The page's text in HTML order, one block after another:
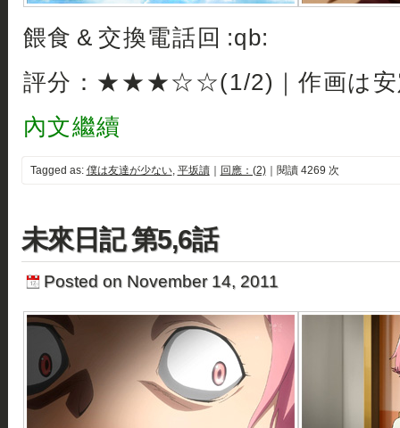
餵食 & 交換電話回 :qb:
評分：★★★☆☆(1/2)｜作画は安
內文繼續
Tagged as: 僕は友達が少ない, 平坂讀｜ 回應：(2)｜閱讀 4269 次
未來日記 第5,6話
Posted on November 14, 2011